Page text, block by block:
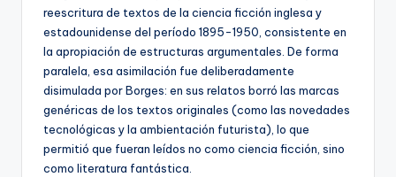
reescritura de textos de la ciencia ficción inglesa y
estadounidense del período 1895-1950, consistente en
la apropiación de estructuras argumentales. De forma
paralela, esa asimilación fue deliberadamente
disimulada por Borges: en sus relatos borró las marcas
genéricas de los textos originales (como las novedades
tecnológicas y la ambientación futurista), lo que
permitió que fueran leídos no como ciencia ficción, sino
como literatura fantástica.